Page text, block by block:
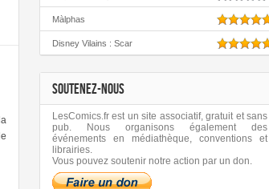
Màlphas
Disney Vilains : Scar
SOUTENEZ-NOUS
LesComics.fr est un site associatif, gratuit et sans
pub. Nous organisons également des
événements en médiathèque, conventions et
librairies.
Vous pouvez soutenir notre action par un don.